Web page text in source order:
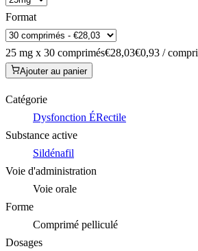
Format
25 mg x 30 comprimés€28,03€0,93 /
Ajouter au panier
Catégorie
Dysfonction ÉRectile
Substance active
Sildénafil
Voie d'administration
Voie orale
Forme
Comprimé pelliculé
Dosages